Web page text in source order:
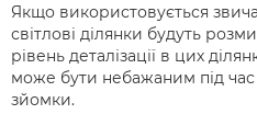
Якщо використовується
світлові ділянки будуть
рівень деталізації в цих
може бути небажаним під час
зйомки.